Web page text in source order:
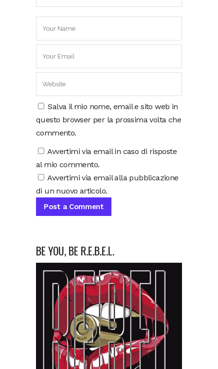
Salva il mio nome, email e sito web in
questo browser per la prossima volta che
commento.
Avvertimi via email in caso di risposte
al mio commento.
Avvertimi via email alla pubblicazione
di un nuovo articolo.
BE YOU, BE R.E.B.E.L.